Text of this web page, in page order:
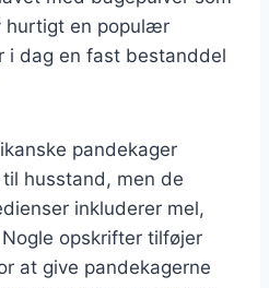
hurtigt en populær
i dag en fast bestanddel
pandekager
husstand, men de
inkluderer mel,
opskrifter tilføjer
at give pandekagerne